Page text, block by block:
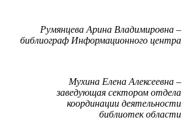
Румянцева Арина Владимировна –
библиограф Информационного центра
Мухина Елена Алексеевна –
заведующая сектором отдела
координации деятельности
библиотек области